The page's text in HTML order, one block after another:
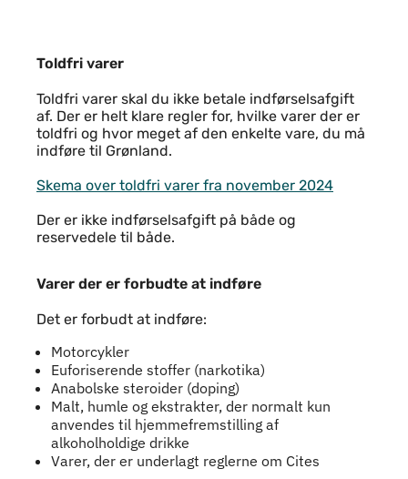
Toldfri varer
Toldfri varer
Toldfri varer skal du ikke betale indførselsafgift
af. Der er helt klare regler for, hvilke varer der er
toldfri og hvor meget af den enkelte vare, du må
indføre til Grønland.
Skema over toldfri varer fra november 2024
Der er ikke indførselsafgift på både og
reservedele til både.
Varer der er forbudte at indføre
Varer der er forbudte at indføre
Det er forbudt at indføre:
Motorcykler
Euforiserende stoffer (narkotika)
Anabolske steroider (doping)
Malt, humle og ekstrakter, der normalt kun
anvendes til hjemmefremstilling af
alkoholholdige drikke
Varer, der er underlagt reglerne om Cites